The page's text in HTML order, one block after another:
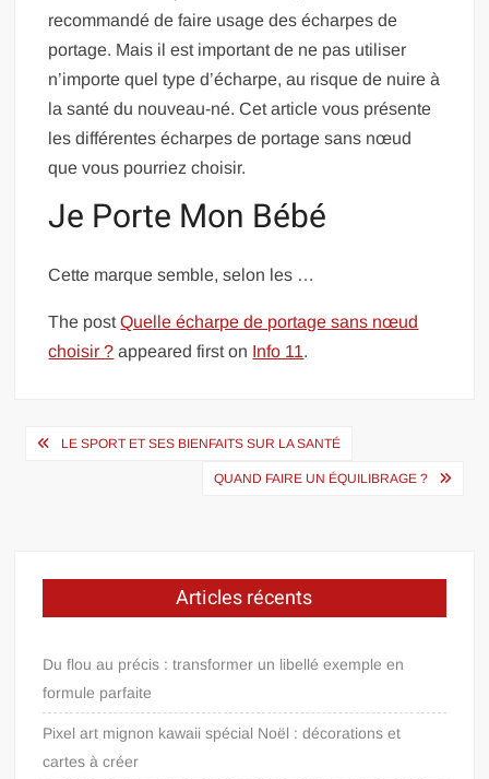
recommandé de faire usage des écharpes de
portage. Mais il est important de ne pas utiliser
n’importe quel type d’écharpe, au risque de nuire à
la santé du nouveau-né. Cet article vous présente
les différentes écharpes de portage sans nœud
que vous pourriez choisir.
Je Porte Mon Bébé
Cette marque semble, selon les …
The postQuelle écharpe de portage sans nœud
choisir ? appeared first on Info 11.
Navigation
LE SPORT ET SES BIENFAITS SUR LA SANTÉ
QUAND FAIRE UN ÉQUILIBRAGE ?
Articles récents
Du flou au précis : transformer un libellé exemple en
formule parfaite
Pixel art mignon kawaii spécial Noël : décorations et
cartes à créer